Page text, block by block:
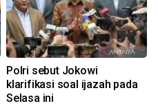
Polri sebut Jokowi
klarifikasi soal ijazah pada
Selasa ini